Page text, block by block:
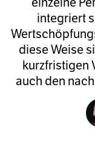
integriert
diese Weise
kurzfristigen
auch den